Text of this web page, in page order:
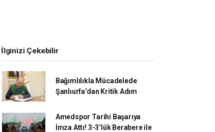
İlginizi Çekebilir
Bağımlılıkla Mücadelede
Şanlıurfa’dan Kritik Adım
Amedspor Tarihi Başarıya
İmza Attı! 3-3’lük Berabere ile